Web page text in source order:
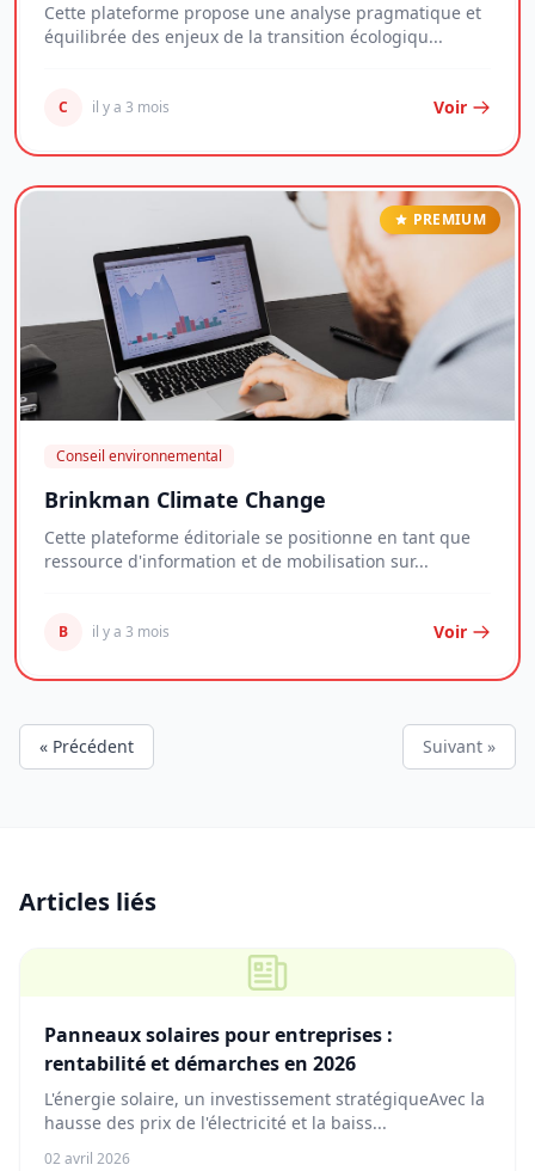
Cette plateforme propose une analyse pragmatique et
équilibrée des enjeux de la transition écologiqu...
C il y a 3 mois Voir
PREMIUM
Conseil environnemental
Brinkman Climate Change
Cette plateforme éditoriale se positionne en tant que
ressource d'information et de mobilisation sur...
B il y a 3 mois Voir
« Précédent Suivant »
Articles liés
Panneaux solaires pour entreprises :
rentabilité et démarches en 2026
L'énergie solaire, un investissement stratégiqueAvec la
hausse des prix de l'électricité et la baiss...
02 avril 2026